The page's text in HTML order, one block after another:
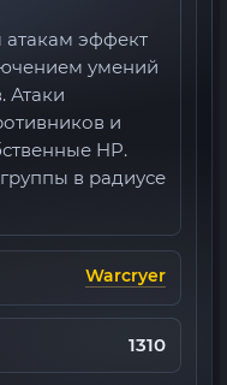
эффект
умений
Атаки
и
HP.
в радиусе
Warcryer
1310